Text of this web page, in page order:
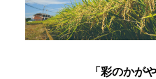
「彩のかが